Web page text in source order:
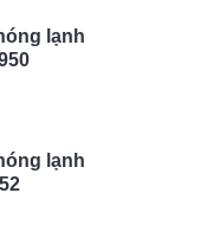
lạnh
lạnh